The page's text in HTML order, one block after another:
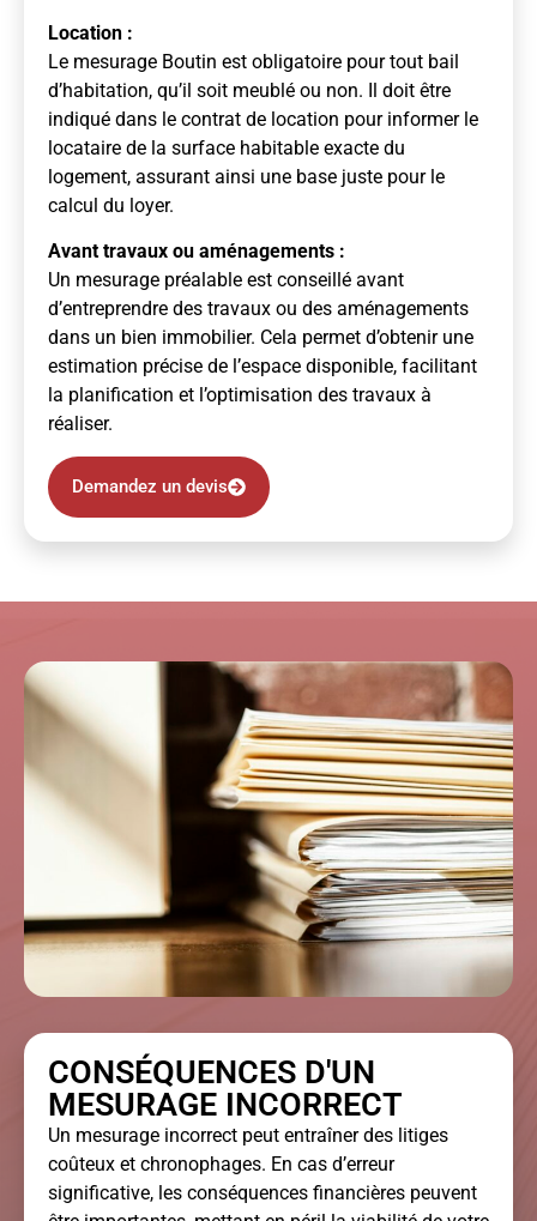
Location :
Le mesurage Boutin est obligatoire pour tout bail
d’habitation, qu’il soit meublé ou non. Il doit être
indiqué dans le contrat de location pour informer le
locataire de la surface habitable exacte du
logement, assurant ainsi une base juste pour le
calcul du loyer.
Avant travaux ou aménagements :
Un mesurage préalable est conseillé avant
d’entreprendre des travaux ou des aménagements
dans un bien immobilier. Cela permet d’obtenir une
estimation précise de l’espace disponible, facilitant
la planification et l’optimisation des travaux à
réaliser.
Demandez un devis
CONSÉQUENCES D'UN
MESURAGE INCORRECT
Un mesurage incorrect peut entraîner des litiges
coûteux et chronophages. En cas d’erreur
significative, les conséquences financières peuvent